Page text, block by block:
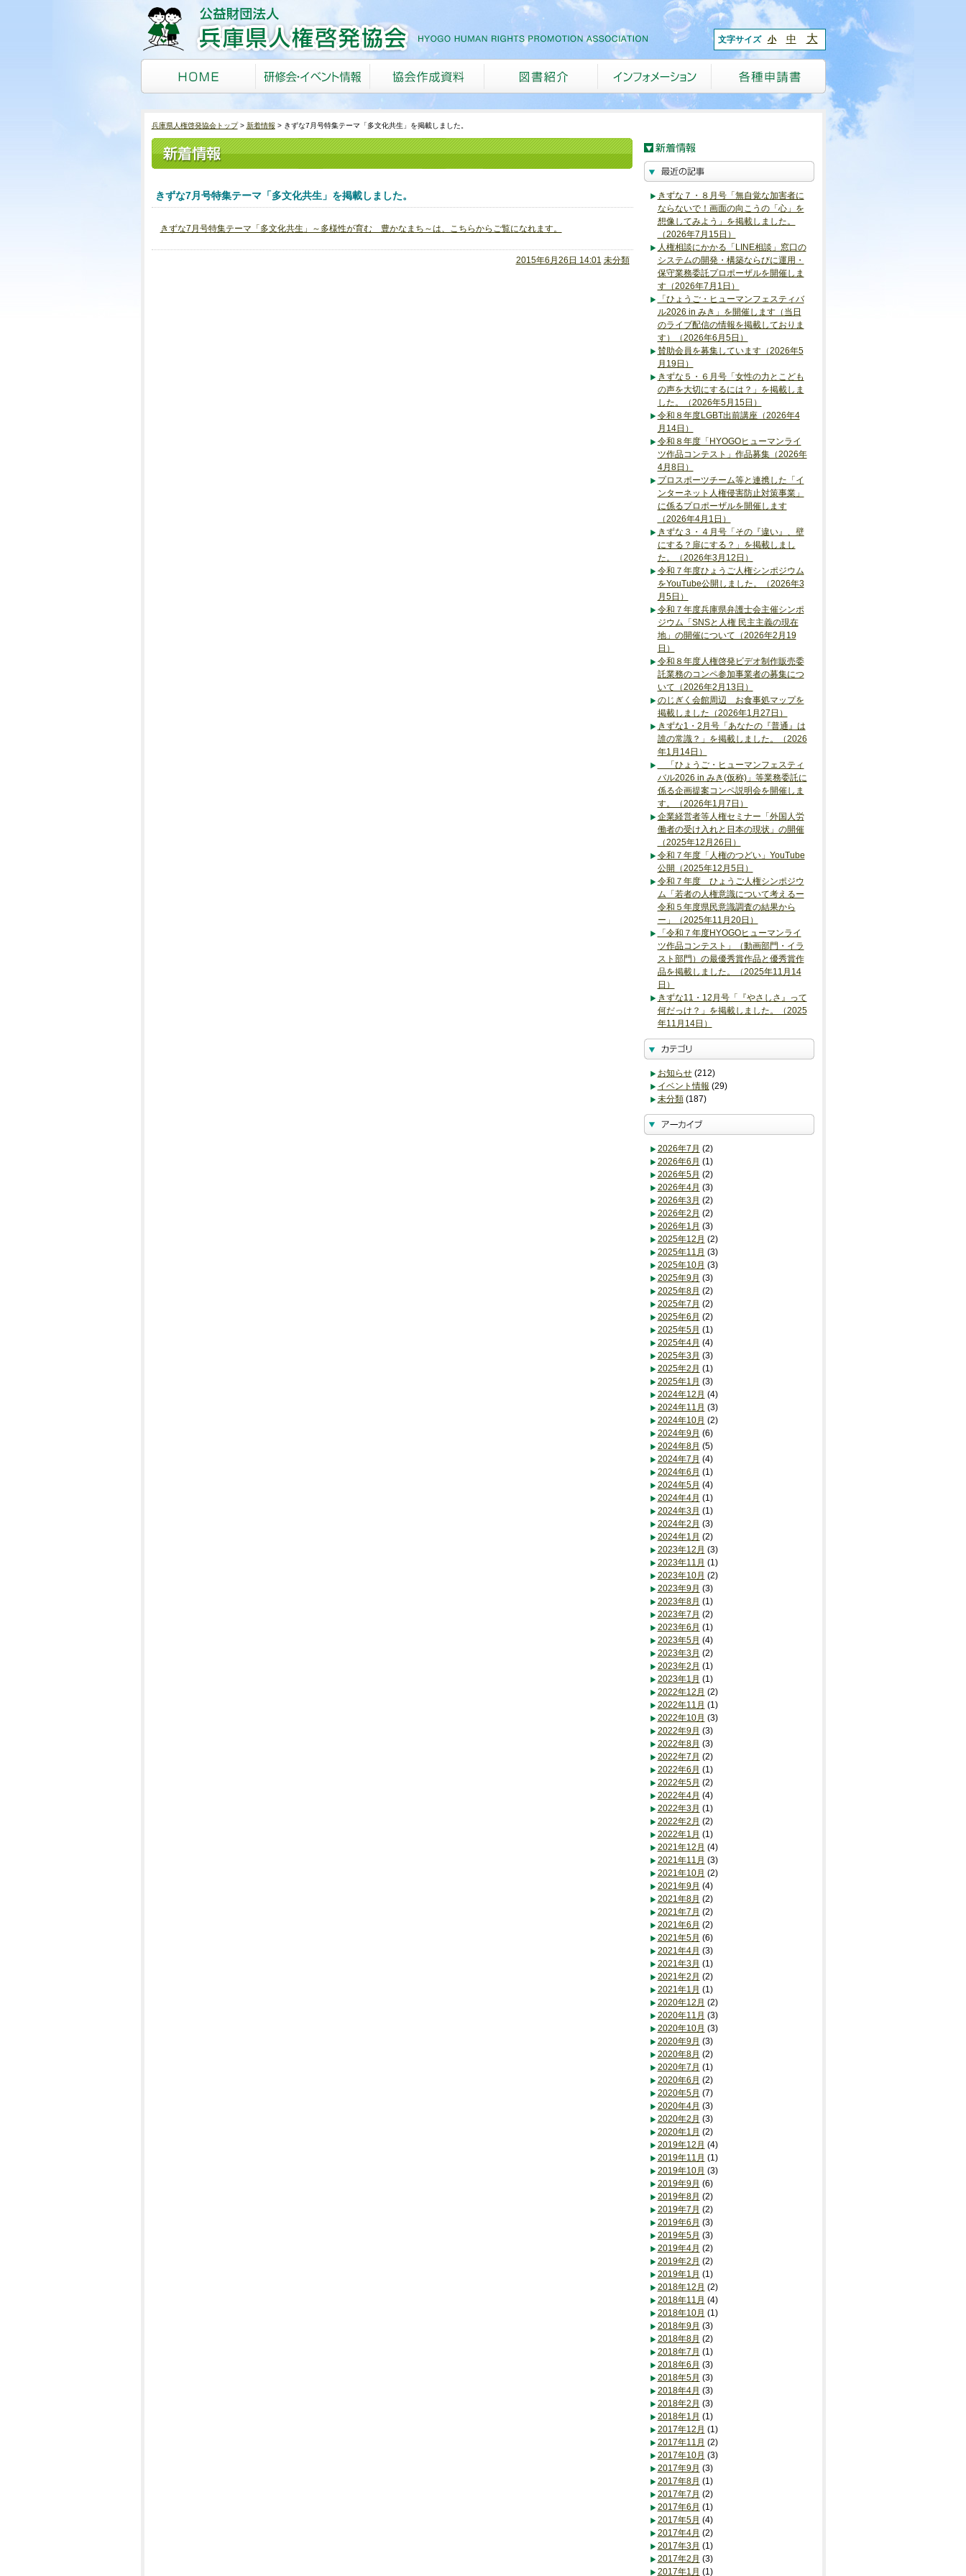
文字サイズ 小 中 大
兵庫県人権啓発協会トップ 新着情報 きずな7月号特集テーマ「多文化共生」を掲載しました。
きずな7月号特集テーマ「多文化共生」を掲載しました。
きずな7月号特集テーマ「多文化共生」～多様性が育む 豊かなまち～は、こちらからご覧になれます。
2015年6月26日 14:01 未分類
きずな７・８月号「無自覚な加害者に
ならないで！画面の向こうの「心」を
想像してみよう」を掲載しました。
（2026年7月15日）
人権相談にかかる「LINE相談」窓口の
システムの開発・構築ならびに運用・
保守業務委託プロポーザルを開催しま
す（2026年7月1日）
「ひょうご・ヒューマンフェスティバ
ル2026 in みき」を開催します（当日
のライブ配信の情報を掲載しておりま
す）（2026年6月5日）
賛助会員を募集しています（2026年5
月19日）
きずな５・６月号「女性の力とこども
の声を大切にするには？」を掲載しま
した。（2026年5月15日）
令和８年度LGBT出前講座（2026年4
月14日）
令和８年度「HYOGOヒューマンライ
ツ作品コンテスト」作品募集（2026年
4月8日）
プロスポーツチーム等と連携した「イ
ンターネット人権侵害防止対策事業」
に係るプロポーザルを開催します
（2026年4月1日）
きずな３・４月号「その『違い』、壁
にする？扉にする？」を掲載しまし
た。（2026年3月12日）
令和７年度ひょうご人権シンポジウム
をYouTube公開しました。（2026年3
月5日）
令和７年度兵庫県弁護士会主催シンポ
ジウム「SNSと人権 民主主義の現在
地」の開催について（2026年2月19
日）
令和８年度人権啓発ビデオ制作販売委
託業務のコンペ参加事業者の募集につ
いて（2026年2月13日）
のじぎく会館周辺 お食事処マップを
掲載しました（2026年1月27日）
きずな1・2月号「あなたの『普通』は
誰の常識？」を掲載しました。（2026
年1月14日）
「ひょうご・ヒューマンフェスティ
バル2026 in みき(仮称)」等業務委託に
係る企画提案コンペ説明会を開催しま
す。（2026年1月7日）
企業経営者等人権セミナー「外国人労
働者の受け入れと日本の現状」の開催
（2025年12月26日）
令和７年度「人権のつどい」YouTube
公開（2025年12月5日）
令和７年度 ひょうご人権シンポジウ
ム「若者の人権意識について考えるー
令和５年度県民意識調査の結果から
ー」（2025年11月20日）
「令和７年度HYOGOヒューマンライ
ツ作品コンテスト」（動画部門・イラ
スト部門）の最優秀賞作品と優秀賞作
品を掲載しました。（2025年11月14
日）
きずな11・12月号「『やさしさ』って
何だっけ？」を掲載しました。（2025
年11月14日）
お知らせ(212)
イベント情報 (29)
未分類(187)
2026年7月 (2)
2026年6月 (1)
2026年5月 (2)
2026年4月 (3)
2026年3月 (2)
2026年2月 (2)
2026年1月 (3)
2025年12月 (2)
2025年11月 (3)
2025年10月 (3)
2025年9月 (3)
2025年8月 (2)
2025年7月 (2)
2025年6月 (2)
2025年5月 (1)
2025年4月 (4)
2025年3月 (3)
2025年2月 (1)
2025年1月 (3)
2024年12月 (4)
2024年11月 (3)
2024年10月 (2)
2024年9月 (6)
2024年8月 (5)
2024年7月 (4)
2024年6月 (1)
2024年5月 (4)
2024年4月 (1)
2024年3月 (1)
2024年2月 (3)
2024年1月 (2)
2023年12月 (3)
2023年11月 (1)
2023年10月 (2)
2023年9月 (3)
2023年8月 (1)
2023年7月 (2)
2023年6月 (1)
2023年5月 (4)
2023年3月 (2)
2023年2月 (1)
2023年1月 (1)
2022年12月 (2)
2022年11月 (1)
2022年10月 (3)
2022年9月 (3)
2022年8月 (3)
2022年7月 (2)
2022年6月 (1)
2022年5月 (2)
2022年4月 (4)
2022年3月 (1)
2022年2月 (2)
2022年1月 (1)
2021年12月 (4)
2021年11月 (3)
2021年10月 (2)
2021年9月 (4)
2021年8月 (2)
2021年7月 (2)
2021年6月 (2)
2021年5月 (6)
2021年4月 (3)
2021年3月 (1)
2021年2月 (2)
2021年1月 (1)
2020年12月 (2)
2020年11月 (3)
2020年10月 (3)
2020年9月 (3)
2020年8月 (2)
2020年7月 (1)
2020年6月 (2)
2020年5月 (7)
2020年4月 (3)
2020年2月 (3)
2020年1月 (2)
2019年12月 (4)
2019年11月 (1)
2019年10月 (3)
2019年9月 (6)
2019年8月 (2)
2019年7月 (2)
2019年6月 (3)
2019年5月 (3)
2019年4月 (2)
2019年2月 (2)
2019年1月 (1)
2018年12月 (2)
2018年11月 (4)
2018年10月 (1)
2018年9月 (3)
2018年8月 (2)
2018年7月 (1)
2018年6月 (3)
2018年5月 (3)
2018年4月 (3)
2018年2月 (3)
2018年1月 (1)
2017年12月 (1)
2017年11月 (2)
2017年10月 (3)
2017年9月 (3)
2017年8月 (1)
2017年7月 (2)
2017年6月 (1)
2017年5月 (4)
2017年4月 (2)
2017年3月 (1)
2017年2月 (3)
2017年1月 (1)